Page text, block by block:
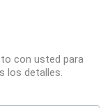
con usted para
los detalles.